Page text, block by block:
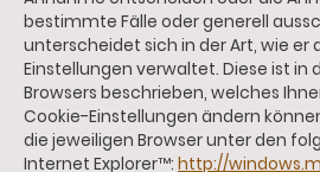
bestimmte Fälle oder generell
unterscheidet sich in der Art, wie er
Einstellungen verwaltet. Diese ist in
Browsers beschrieben, welches
Cookie-Einstellungen ändern
die jeweiligen Browser unter den
Internet Explorer™: http://